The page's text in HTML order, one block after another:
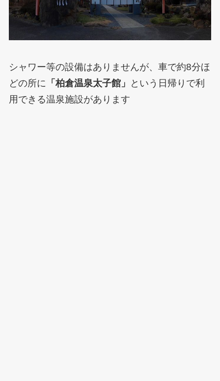
シャワー等の設備はありませんが、車で約8分ほ
どの所に 「柏倉温泉太子館」
という日帰りで利
用できる温泉施設があります